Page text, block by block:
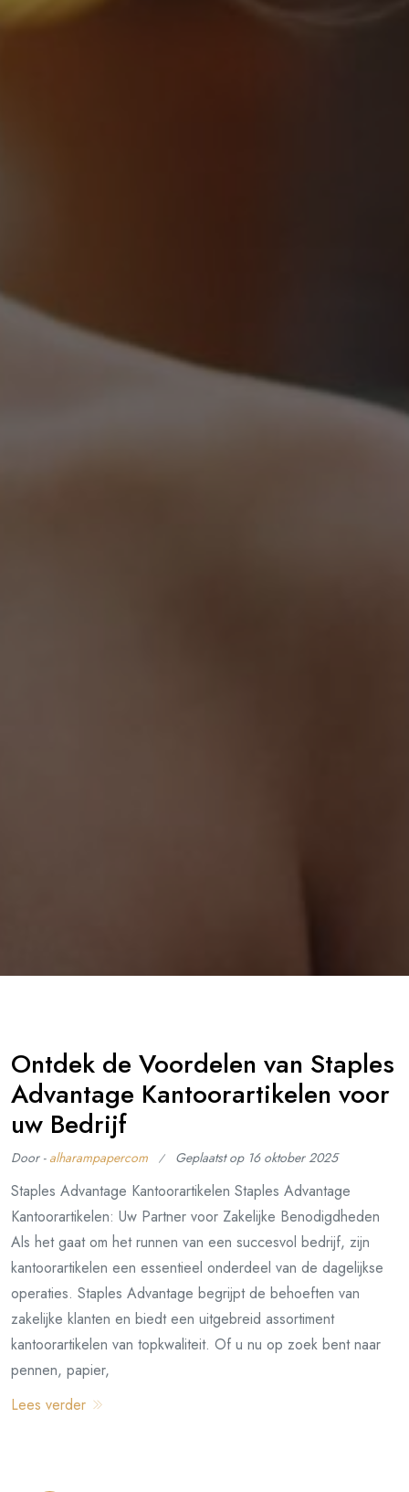
Ontdek de Voordelen van Staples
Advantage Kantoorartikelen voor
uw Bedrijf
Door - alharampapercom Geplaatst op 16 oktober 2025
Staples Advantage Kantoorartikelen Staples Advantage
Kantoorartikelen: Uw Partner voor Zakelijke Benodigdheden
Als het gaat om het runnen van een succesvol bedrijf, zijn
kantoorartikelen een essentieel onderdeel van de dagelijkse
operaties. Staples Advantage begrijpt de behoeften van
zakelijke klanten en biedt een uitgebreid assortiment
kantoorartikelen van topkwaliteit. Of u nu op zoek bent naar
pennen, papier,
Lees verder